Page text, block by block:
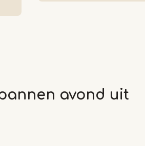
avond uit